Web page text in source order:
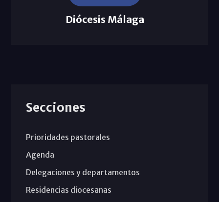
Diócesis Málaga
Secciones
Prioridades pastorales
Agenda
Delegaciones y departamentos
Residencias diocesanas